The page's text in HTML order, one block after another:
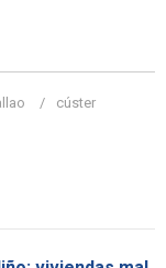
cúster